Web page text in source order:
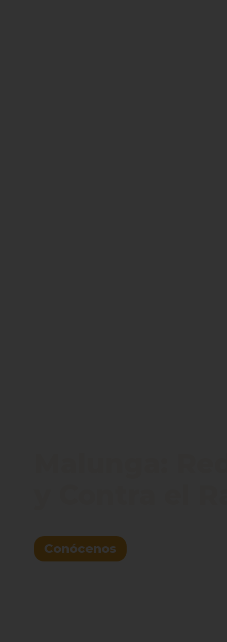
Conócenos